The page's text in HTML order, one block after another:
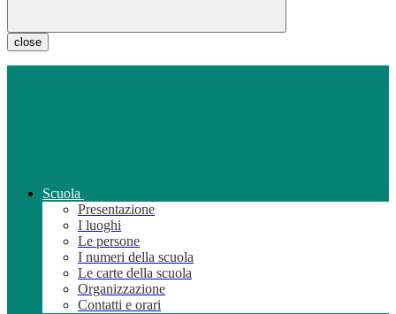
close
Scuola
Presentazione
I luoghi
Le persone
I numeri della scuola
Le carte della scuola
Organizzazione
Contatti e orari